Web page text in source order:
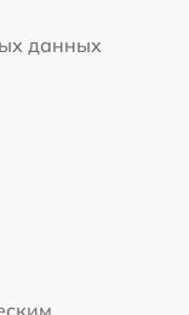
данных